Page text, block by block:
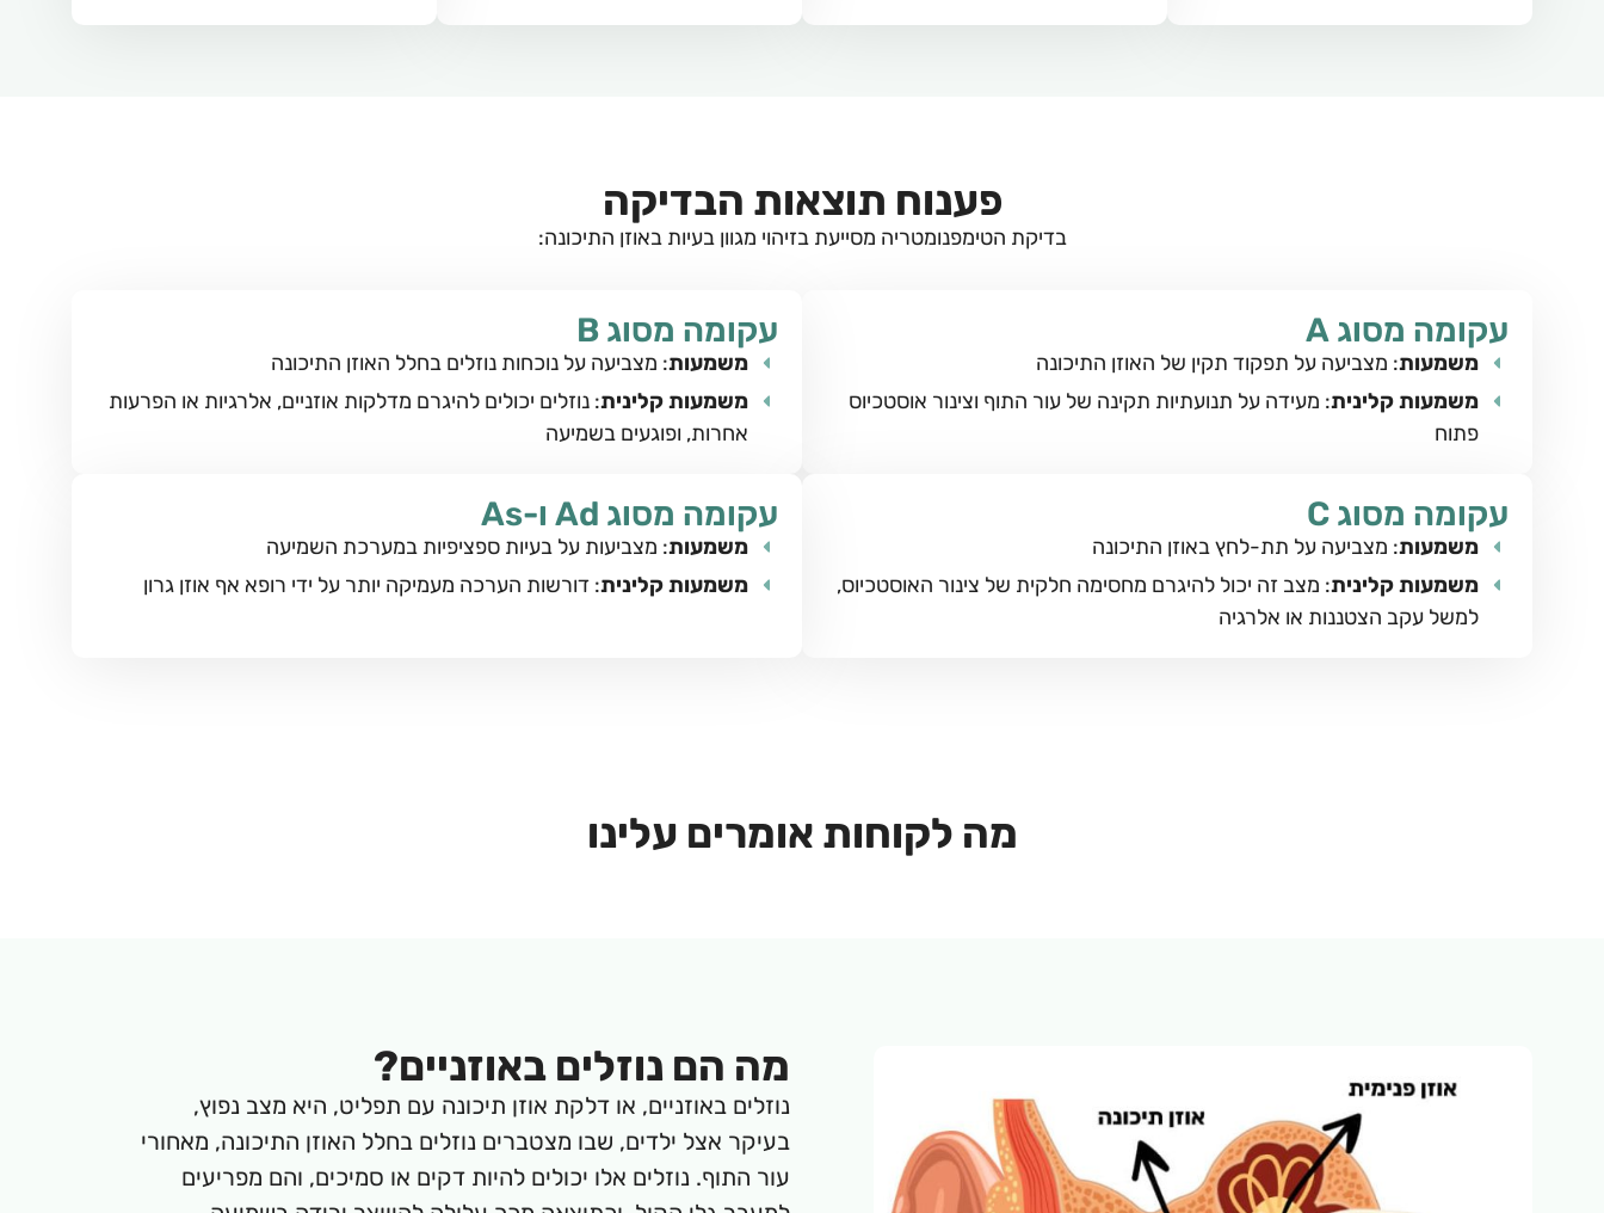
פענוח תוצאות הבדיקה
בדיקת הטימפנומטריה מסייעת בזיהוי מגוון בעיות באוזן התיכונה:
עקומה מסוג A
משמעות: מצביעה על תפקוד תקין של האוזן התיכונה
משמעות קלינית: מעידה על תנועתיות תקינה של עור התוף וצינור אוסטכיוס
פתוח
עקומה מסוג B
משמעות: מצביעה על נוכחות נוזלים בחלל האוזן התיכונה
משמעות קלינית: נוזלים יכולים להיגרם מדלקות אוזניים, אלרגיות או הפרעות
אחרות, ופוגעים בשמיעה
עקומה מסוג C
משמעות: מצביעה על תת-לחץ באוזן התיכונה
משמעות קלינית: מצב זה יכול להיגרם מחסימה חלקית של צינור האוסטכיוס,
למשל עקב הצטננות או אלרגיה
עקומה מסוג Ad ו-As
משמעות: מצביעות על בעיות ספציפיות במערכת השמיעה
משמעות קלינית: דורשות הערכה מעמיקה יותר על ידי רופא אף אוזן גרון
מה לקוחות אומרים עלינו
מה הם נוזלים באוזניים?
נוזלים באוזניים, או דלקת אוזן תיכונה עם תפליט, היא מצב נפוץ,
בעיקר אצל ילדים, שבו מצטברים נוזלים בחלל האוזן התיכונה, מאחורי
עור התוף. נוזלים אלו יכולים להיות דקים או סמיכים, והם מפריעים